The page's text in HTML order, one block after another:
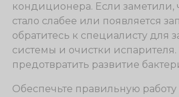
кондиционера. Если заметили,
стало слабее или появляется
обратитесь к специалисту для
системы и очистки
предотвратить развитие
Обеспечьте правильную